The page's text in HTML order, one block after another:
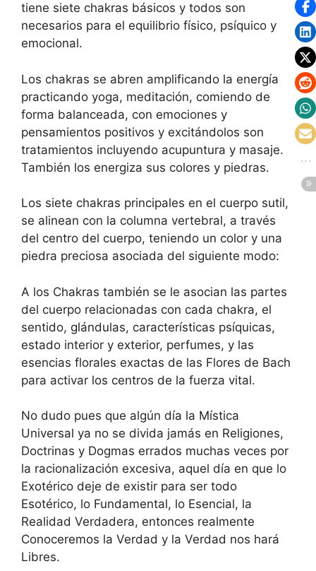
tiene siete chakras básicos y todos son
necesarios para el equilibrio físico, psíquico y
emocional.
Los chakras se abren amplificando la energía
practicando yoga, meditación, comiendo de
forma balanceada, con emociones y
pensamientos positivos y excitándolos son
tratamientos incluyendo acupuntura y masaje.
También los energiza sus colores y piedras.
Los siete chakras principales en el cuerpo sutil,
se alinean con la columna vertebral, a través
del centro del cuerpo, teniendo un color y una
piedra preciosa asociada del siguiente modo:
A los Chakras también se le asocian las partes
del cuerpo relacionadas con cada chakra, el
sentido, glándulas, características psíquicas,
estado interior y exterior, perfumes, y las
esencias florales exactas de las Flores de Bach
para activar los centros de la fuerza vital.
No dudo pues que algún día la Mística
Universal ya no se divida jamás en Religiones,
Doctrinas y Dogmas errados muchas veces por
la racionalización excesiva, aquel día en que lo
Exotérico deje de existir para ser todo
Esotérico, lo Fundamental, lo Esencial, la
Realidad Verdadera, entonces realmente
Conoceremos la Verdad y la Verdad nos hará
Libres.